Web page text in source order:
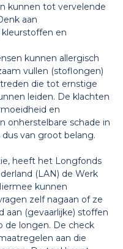
kunnen tot vervelende
aan
en
kunnen allergisch
vullen (stoflongen)
die tot ernstige
leiden. De klachten
en
onherstelbare schade in
van groot belang.
heeft het Longfonds
(LAN) de Werk
kunnen
zelf nagaan of ze
(gevaarlijke) stoffen
de longen. De check
aan die